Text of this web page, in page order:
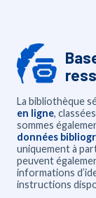
La bibliothèque
en ligne,
sommes
données
uniquement à
peuvent
informations
instructions